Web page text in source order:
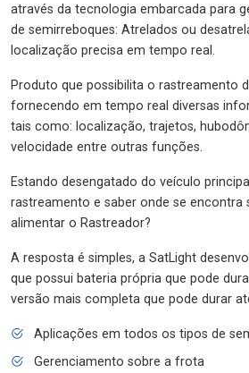
através da tecnologia embarcada para
de semirreboques: Atrelados ou
localização precisa em tempo real.
Produto que possibilita o rastreamento
fornecendo em tempo real diversas
tais como: localização, trajetos,
velocidade entre outras funções.
Estando desengatado do veículo
rastreamento e saber onde se encontra
alimentar o Rastreador?
A resposta é simples, a SatLight
que possui bateria própria que pode
versão mais completa que pode durar
Aplicações em todos os tipos de
Gerenciamento sobre a frota